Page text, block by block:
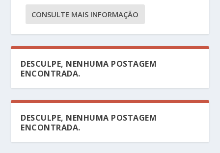
CONSULTE MAIS INFORMAÇÃO
DESCULPE, NENHUMA POSTAGEM
ENCONTRADA.
DESCULPE, NENHUMA POSTAGEM
ENCONTRADA.